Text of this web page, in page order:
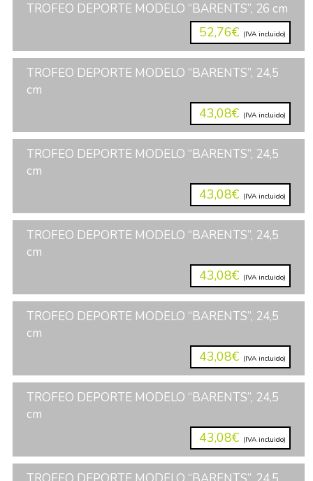
TROFEO DEPORTE MODELO “BARENTS”, 26 cm
52,76€ (IVA incluido)
TROFEO DEPORTE MODELO “BARENTS”, 24,5
cm
43,08€ (IVA incluido)
TROFEO DEPORTE MODELO “BARENTS”, 24,5
cm
43,08€ (IVA incluido)
TROFEO DEPORTE MODELO “BARENTS”, 24,5
cm
43,08€ (IVA incluido)
TROFEO DEPORTE MODELO “BARENTS”, 24,5
cm
43,08€ (IVA incluido)
TROFEO DEPORTE MODELO “BARENTS”, 24,5
cm
43,08€ (IVA incluido)